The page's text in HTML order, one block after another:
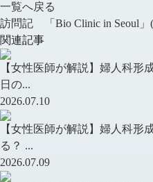
一覧へ戻る
訪問記 「Bio Clinic in Seoul
関連記事
【女性医師が解説】婦人科形
日の...
2026.07.10
【女性医師が解説】婦人科形
る？ ...
2026.07.09